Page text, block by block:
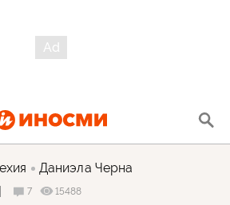
Даниэла Черна
7
15488